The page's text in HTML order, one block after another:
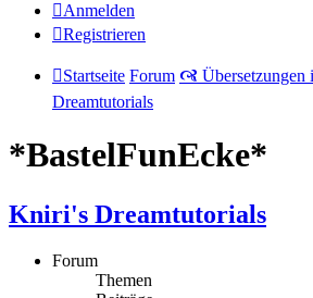
Anmelden
Registrieren
Startseite Forum 🙧 Übersetzungen
Dreamtutorials
*BastelFunEcke*
Kniri's Dreamtutorials
Forum
Themen